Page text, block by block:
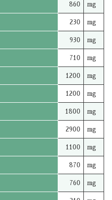
860 mg
230 mg
930 mg
710 mg
1200 mg
1200 mg
1800 mg
2900 mg
1100 mg
870 mg
760 mg